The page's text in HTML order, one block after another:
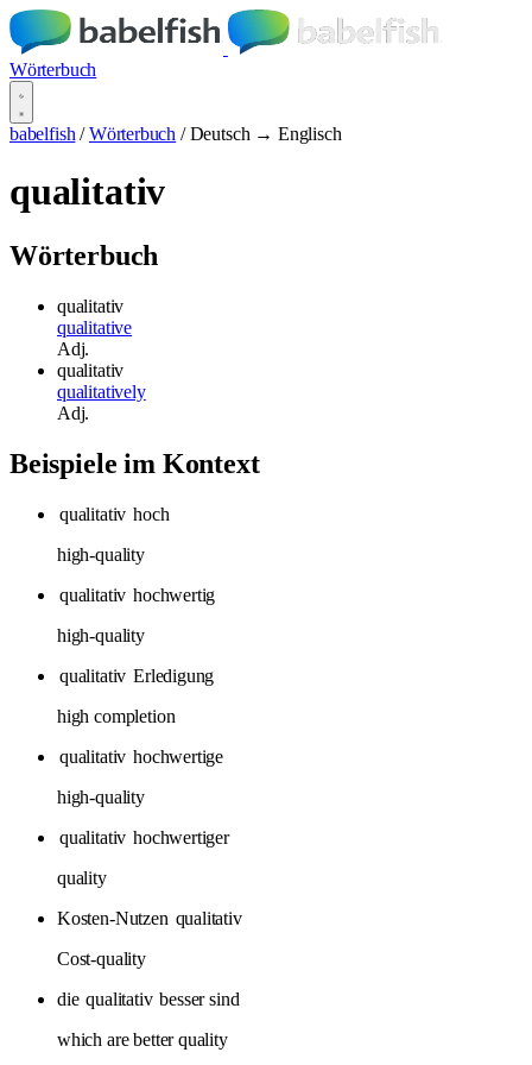
Wörterbuch
babelfish / Wörterbuch / Deutsch → Englisch
qualitativ
Wörterbuch
qualitativ
qualitative
Adj.
qualitativ
qualitatively
Adj.
Beispiele im Kontext
qualitativ hoch
high-quality
qualitativ hochwertig
high-quality
qualitativ Erledigung
high completion
qualitativ hochwertige
high-quality
qualitativ hochwertiger
quality
Kosten-Nutzen qualitativ
Cost-quality
die qualitativ besser sind
which are better quality